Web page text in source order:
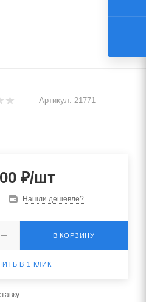
Артикул: 21771
₽/шт
Нашли дешевле?
В КОРЗИНУ
В 1 КЛИК